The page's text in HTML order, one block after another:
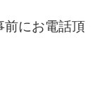
前にお電話頂